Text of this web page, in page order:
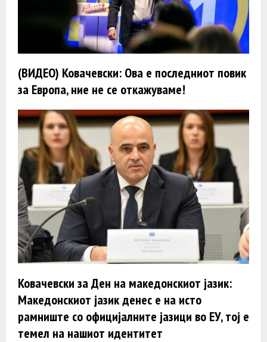
(ВИДЕО) Ковачевски: Oва е последниот повик
за Европа, ние не се откажуваме!
Ковачевски за Ден на македонскиот јазик:
Македонскиот јазик денес е на исто
рамниште со официјалните јазици во ЕУ, тој е
темел на нашиот идентитет